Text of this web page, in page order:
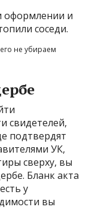
не убираем
свидетелей,
подтвердят
УК,
сверху, вы
Бланк акта
у
вы